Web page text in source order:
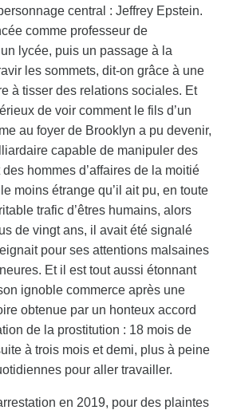
central : Jeffrey Epstein.
comme professeur de
lycée, puis un passage à la
les sommets, dit-on grâce à une
à tisser des relations sociales. Et
de voir comment le fils d’un
au foyer de Brooklyn a pu devenir,
capable de manipuler des
hommes d’affaires de la moitié
moins étrange qu’il ait pu, en toute
trafic d’êtres humains, alors
de vingt ans, il avait été signalé
pour ses attentions malsaines
Et il est tout aussi étonnant
ignoble commerce après une
obtenue par un honteux accord
de la prostitution : 18 mois de
à trois mois et demi, plus à peine
pour aller travailler.
en 2019, pour des plaintes